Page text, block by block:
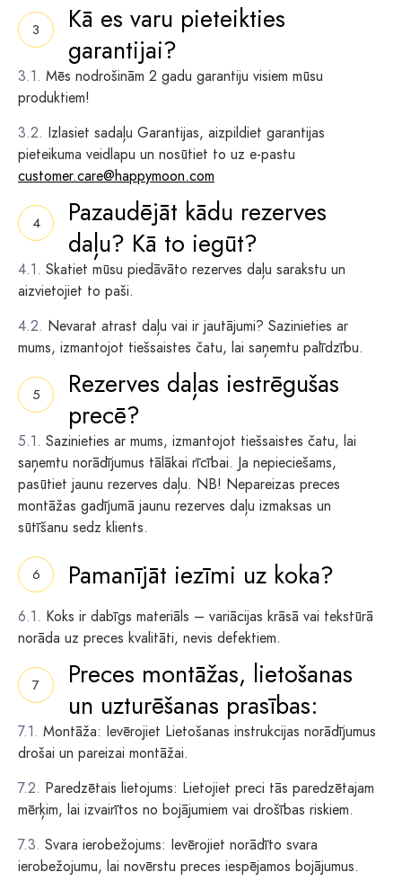
Kā es varu pieteikties
garantijai?
Mēs nodrošinām 2 gadu garantiju visiem mūsu
produktiem!
Izlasiet sadaļu Garantijas, aizpildiet garantijas
pieteikuma veidlapu un nosūtiet to uz e-pastu
customer.care@happymoon.com
Pazaudējāt kādu rezerves
daļu? Kā to iegūt?
Skatiet mūsu piedāvāto rezerves daļu sarakstu un
aizvietojiet to paši.
Nevarat atrast daļu vai ir jautājumi? Sazinieties ar
mums, izmantojot tiešsaistes čatu, lai saņemtu palīdzību.
Rezerves daļas iestrēgušas
precē?
Sazinieties ar mums, izmantojot tiešsaistes čatu, lai
saņemtu norādījumus tālākai rīcībai. Ja nepieciešams,
pasūtiet jaunu rezerves daļu. NB! Nepareizas preces
montāžas gadījumā jaunu rezerves daļu izmaksas un
sūtīšanu sedz klients.
Pamanījāt iezīmi uz koka?
Koks ir dabīgs materiāls – variācijas krāsā vai tekstūrā
norāda uz preces kvalitāti, nevis defektiem.
Preces montāžas, lietošanas
un uzturēšanas prasības:
Montāža: Ievērojiet Lietošanas instrukcijas norādījumus
drošai un pareizai montāžai.
Paredzētais lietojums: Lietojiet preci tās paredzētajam
mērķim, lai izvairītos no bojājumiem vai drošības riskiem.
Svara ierobežojums: Ievērojiet norādīto svara
ierobežojumu, lai novērstu preces iespējamos bojājumus.